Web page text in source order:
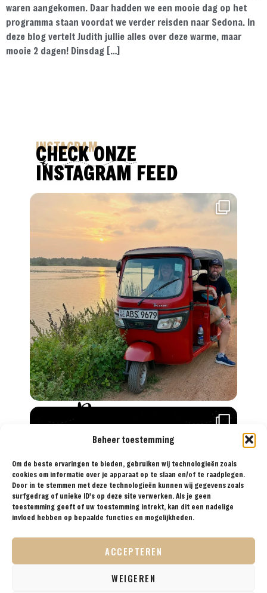
Beheer toestemming
Om de beste ervaringen te bieden, gebruiken wij technologieën zoals
cookies om informatie over je apparaat op te slaan en/of te raadplegen.
Door in te stemmen met deze technologieën kunnen wij gegevens zoals
surfgedrag of unieke ID's op deze site verwerken. Als je geen
toestemming geeft of uw toestemming intrekt, kan dit een nadelige
invloed hebben op bepaalde functies en mogelijkheden.
ACCEPTEREN
WEIGEREN
waren aangekomen. Daar hadden we een mooie dag op het
programma staan voordat we verder reisden naar Sedona. In
deze blog vertelt Judith jullie alles over deze warme, maar
mooie 2 dagen! Dinsdag […]
INSTAGRAM
CHECK ONZE
INSTAGRAM FEED
praktische reistips aan voor de avontuurlijke
reiziger. Met onze tips, reisroutes en
reisverslagen ga je met een gerust hart op reis!
BESTEMMINGEN
TIPSREISVERSLAGEN
ONS